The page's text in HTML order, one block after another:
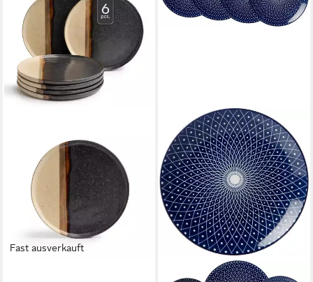
Fast ausverkauft
RITZENHOFF & BREKER